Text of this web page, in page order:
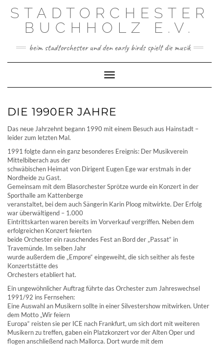
STADTORCHESTER
BUCHHOLZ E.V.
beim stadtorchester und den early birds spielt die musik
Toggle Navigation
DIE 1990ER JAHRE
Das neue Jahrzehnt begann 1990 mit einem Besuch aus Hainstadt –
leider zum letzten Mal.
1991 folgte dann ein ganz besonderes Ereignis: Der Musikverein
Mittelbiberach aus der
schwäbischen Heimat von Dirigent Eugen Ege war erstmals in der
Nordheide zu Gast.
Gemeinsam mit dem Blasorchester Sprötze wurde ein Konzert in der
Sporthalle am Kattenberge
veranstaltet, bei dem auch Sängerin Karin Ploog mitwirkte. Der Erfolg
war überwältigend – 1.000
Eintrittskarten waren bereits im Vorverkauf vergriffen. Neben dem
erfolgreichen Konzert feierten
beide Orchester ein rauschendes Fest an Bord der „Passat“ in
Travemünde. Im selben Jahr
wurde außerdem die „Empore“ eingeweiht, die sich seither als feste
Konzertstätte des
Orchesters etabliert hat.
Ein ungewöhnlicher Auftrag führte das Orchester zum Jahreswechsel
1991/92 ins Fernsehen:
Eine Auswahl an Musikern sollte in einer Silvestershow mitwirken. Unter
dem Motto „Wir feiern
Europa“ reisten sie per ICE nach Frankfurt, um sich dort mit weiteren
Musikern zu treffen, gaben ein Platzkonzert vor der Alten Oper und
flogen anschließend nach Mallorca. Dort wurde mit dem